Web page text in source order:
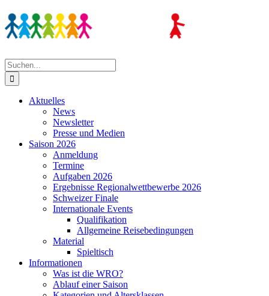
Inhalt
springen
Suche
nach:
Aktuelles
News
Newsletter
Presse und Medien
Saison 2026
Anmeldung
Termine
Aufgaben 2026
Ergebnisse Regionalwettbewerbe 2026
Schweizer Finale
Internationale Events
Qualifikation
Allgemeine Reisebedingungen
Material
Spieltisch
Informationen
Was ist die WRO?
Ablauf einer Saison